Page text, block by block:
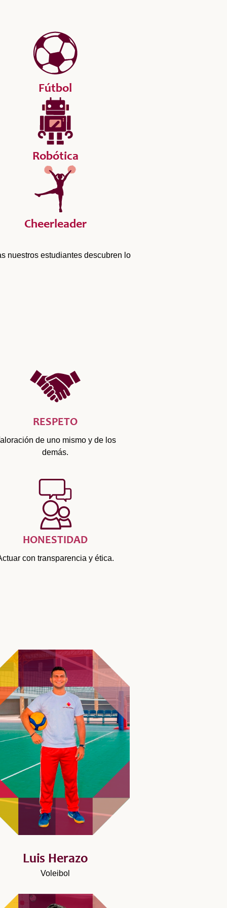
Fútbol
Robótica
Cheerleader
nuestros estudiantes descubren lo
RESPETO
de uno mismo y de los
demás.
HONESTIDAD
con transparencia y ética.
Luis Herazo
Voleibol